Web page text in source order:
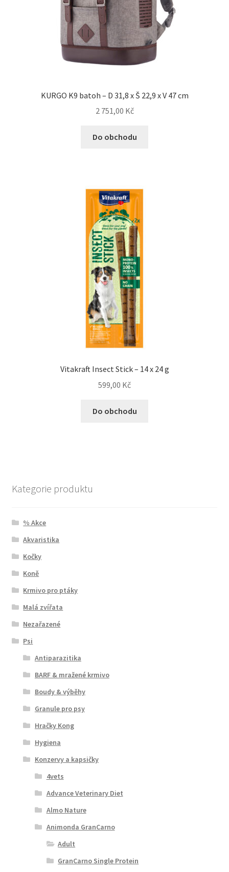
KURGO K9 batoh – D 31,8 x Š 22,9 x V 47 cm
2 751,00 Kč
Do obchodu
Vitakraft Insect Stick – 14 x 24 g
599,00 Kč
Do obchodu
Kategorie produktu
% Akce
Akvaristika
Kočky
Koně
Krmivo pro ptáky
Malá zvířata
Nezařazené
Psi
Antiparazitika
BARF & mražené krmivo
Boudy & výběhy
Granule pro psy
Hračky Kong
Hygiena
Konzervy a kapsičky
4vets
Advance Veterinary Diet
Almo Nature
Animonda GranCarno
Adult
GranCarno Single Protein